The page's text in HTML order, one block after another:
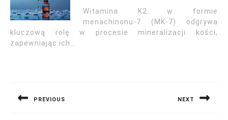
Witamina K2 w formie
menachinonu-7 (MK-7) odgrywa
kluczową rolę w procesie mineralizacji kości,
zapewniając ich…
PREVIOUS NEXT